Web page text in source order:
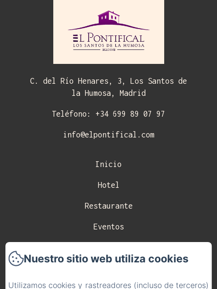
C. del Río Henares, 3, Los Santos de
la Humosa, Madrid
Teléfono: +34 699 89 07 97
info@elpontifical.com
Inicio
Hotel
Restaurante
Eventos
Nuestro sitio web utiliza cookies
Utilizamos cookies y rastreadores (incluso de terceros)